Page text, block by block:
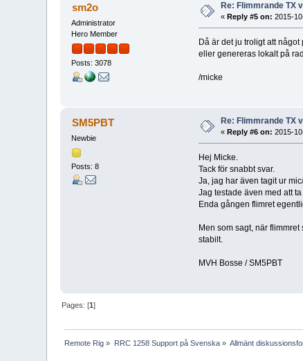
sm2o
Administrator
Hero Member
Posts: 3078
Re: Flimmrande TX
«Reply #5 on: 2015-
Då är det ju troligt att
eller genereras lokalt på
/micke
SM5PBT
Newbie
Posts: 8
Re: Flimmrande TX
« Reply #6 on: 2015-
Hej Micke.
Tack för snabbt svar.
Ja, jag har även tagit ur
Jag testade även med att
Enda gången flimret
Men som sagt, när
stabilt.
MVH Bosse / SM5PBT
Pages: [1]
Remote Rig » RRC 1258 Support på Svenska» Allmänt